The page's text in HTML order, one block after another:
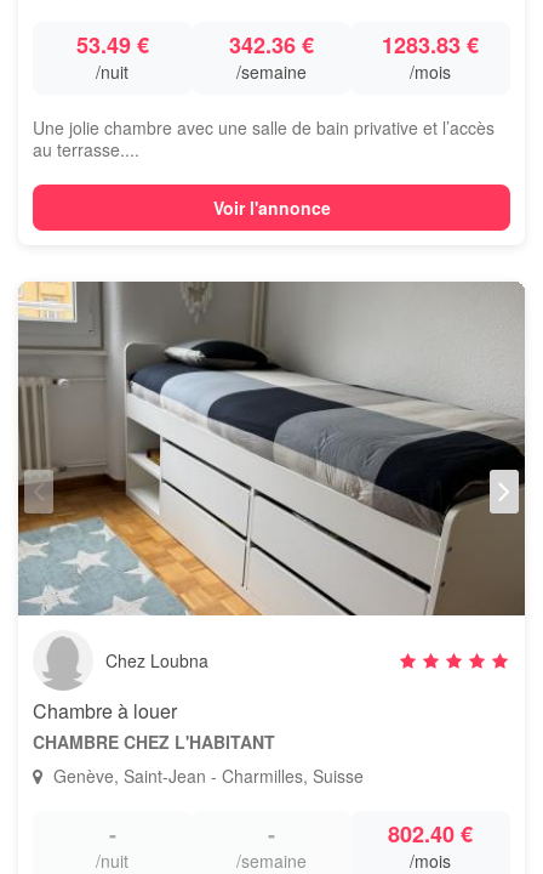
53.49 €
/nuit
342.36 €
/semaine
1283.83 €
/mois
Une jolie chambre avec une salle de bain privative et l’accès
au terrasse....
Voir l'annonce
Chez Loubna
Chambre à louer
CHAMBRE CHEZ L'HABITANT
Genève, Saint-Jean - Charmilles, Suisse
-
/nuit
-
/semaine
802.40 €
/mois